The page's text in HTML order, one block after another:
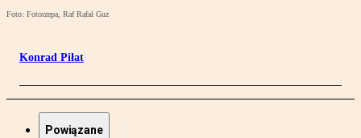
Foto: Fotorzepa, Raf Rafał Guz
Konrad Piłat
Powiązane